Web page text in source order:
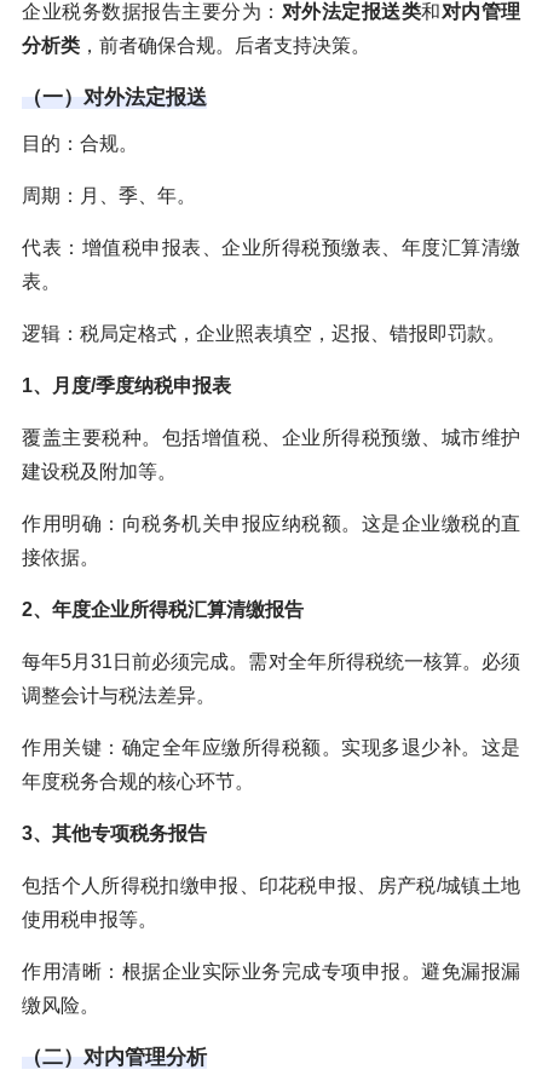
企业税务数据报告主要分为： 对外法定报送类和对内管理
分析类 ，前者确保合规。后者支持决策。
（一）对外法定报送
目的：合规。
周期：月、季、年。
代表：增值税申报表、企业所得税预缴表、年度汇算清缴
表。
逻辑：税局定格式，企业照表填空，迟报、错报即罚款。
1、月度/季度纳税申报表
覆盖主要税种。包括增值税、企业所得税预缴、城市维护
建设税及附加等。
作用明确：向税务机关申报应纳税额。这是企业缴税的直
接依据。
2、年度企业所得税汇算清缴报告
每年5月31日前必须完成。需对全年所得税统一核算。必须
调整会计与税法差异。
作用关键：确定全年应缴所得税额。实现多退少补。这是
年度税务合规的核心环节。
3、其他专项税务报告
包括个人所得税扣缴申报、印花税申报、房产税/城镇土地
使用税申报等。
作用清晰：根据企业实际业务完成专项申报。避免漏报漏
缴风险。
（二）对内管理分析